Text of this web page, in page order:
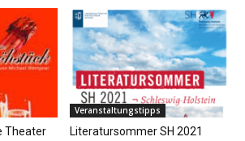
Theater
Veranstaltungstipps
Literatursommer SH 2021